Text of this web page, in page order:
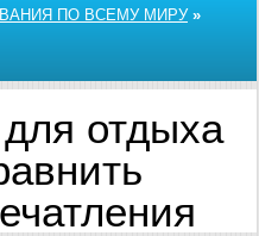
ПО ВСЕМУ МИРУ»
отдыха